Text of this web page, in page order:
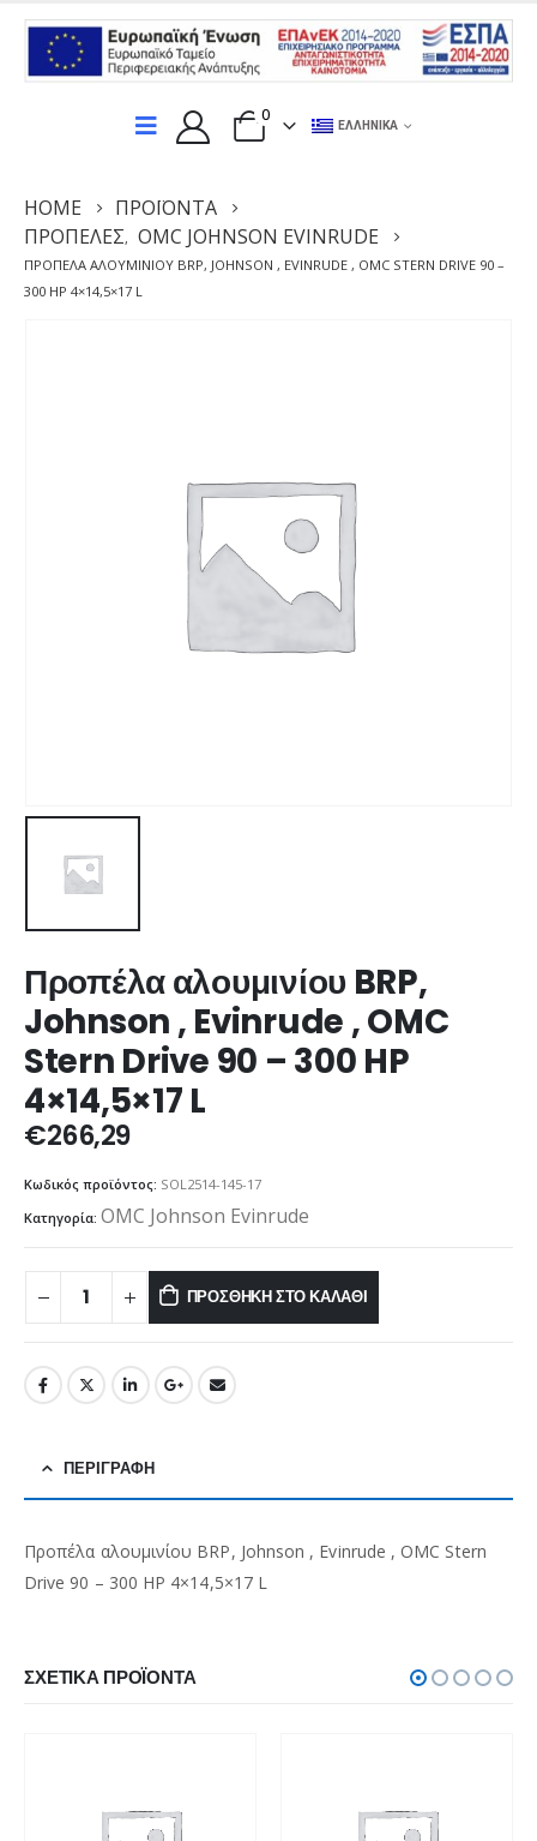
0
ΕΛΛΗΝΙΚΆ
HOME
ΠΡΟΪΌΝΤΑ
ΠΡΟΠΈΛΕΣ, OMC JOHNSON EVINRUDE
ΠΡΟΠΈΛΑ ΑΛΟΥΜΙΝΊΟΥ BRP, JOHNSON , EVINRUDE , OMC STERN DRIVE 90 –
300 HP 4×14,5×17 L
Προπέλα αλουμινίου BRP,
Johnson , Evinrude , OMC
Stern Drive 90 – 300 HP
4×14,5×17 L
€266,29
Κωδικός προϊόντος: SOL2514-145-17
Κατηγορία: OMC Johnson Evinrude
ΠΡΟΣΘΉΚΗ ΣΤΟ ΚΑΛΆΘΙ
ΠΕΡΙΓΡΑΦΉ
Προπέλα αλουμινίου BRP, Johnson , Evinrude , OMC Stern
Drive 90 – 300 HP 4×14,5×17 L
ΣΧΕΤΙΚΆ ΠΡΟΪΌΝΤΑ